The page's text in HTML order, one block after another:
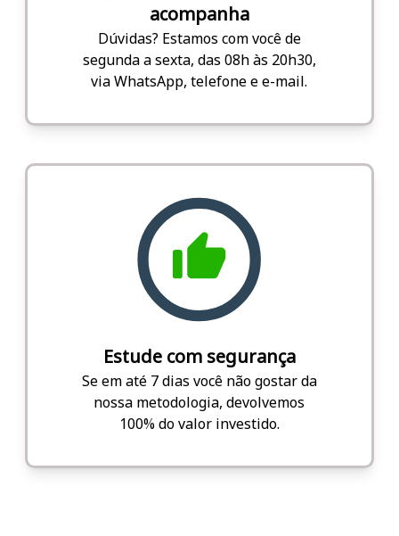
acompanha
Dúvidas? Estamos com você de
segunda a sexta, das 08h às 20h30,
via WhatsApp, telefone e e-mail.
Estude com segurança
Se em até 7 dias você não gostar da
nossa metodologia, devolvemos
100% do valor investido.